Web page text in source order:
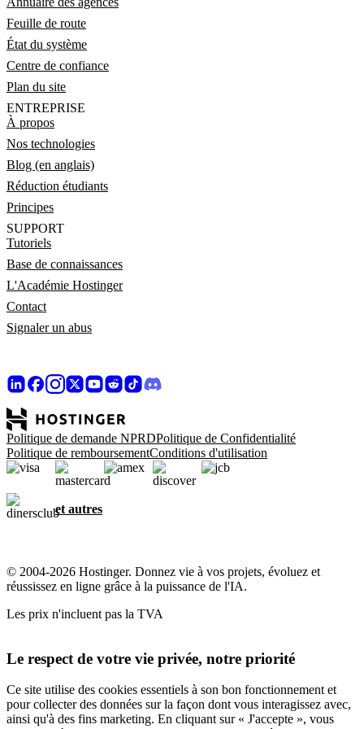
Feuille de route
État du système
Centre de confiance
Plan du site
ENTREPRISE
À propos
Nos technologies
Blog (en anglais)
Réduction étudiants
Principes
SUPPORT
Tutoriels
Base de connaissances
L'Académie Hostinger
Contact
Signaler un abus
Politique de demande NPRDPolitique de Confidentialité
Politique de remboursementConditions d'utilisation
et autres
© 2004-2026 Hostinger. Donnez vie à vos projets, évoluez et
réussissez en ligne grâce à la puissance de l'IA.
Les prix n'incluent pas la TVA
Le respect de votre vie privée, notre priorité
Ce site utilise des cookies essentiels à son bon fonctionnement et
pour collecter des données sur la façon dont vous interagissez avec,
ainsi qu'à des fins marketing. En cliquant sur « J'accepte », vous